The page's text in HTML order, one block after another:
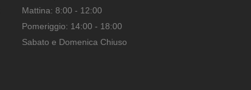
Mattina: 8:00 - 12:00
Pomeriggio: 14:00 - 18:00
Sabato e Domenica Chiuso